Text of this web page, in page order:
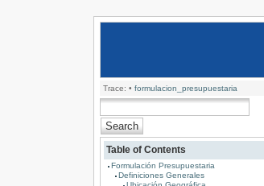
Trace: • formulacion_presupuestaria
Table of Contents
Formulación Presupuestaria
Definiciones Generales